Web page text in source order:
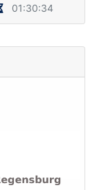
01:30:34